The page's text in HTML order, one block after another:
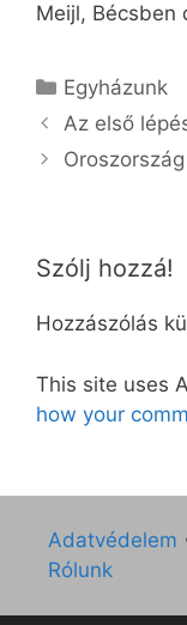
Meijl, Bécsben
Kategória
Egyházunk
Az első
Oroszország
Szólj hozzá!
Hozzászólás
This site uses
how your
Adatvédelem
Rólunk